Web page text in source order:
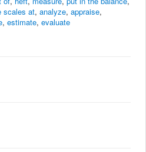
scales at, analyze, appraise,
, estimate, evaluate